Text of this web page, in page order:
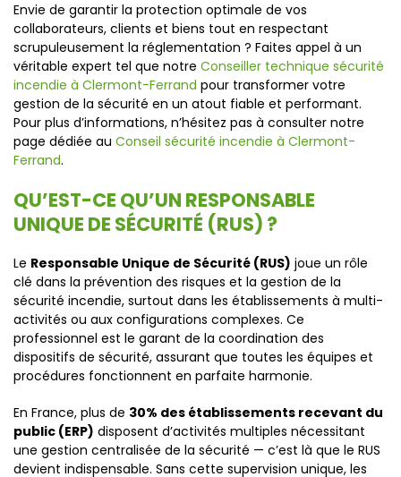
Envie de garantir la protection optimale de vos
collaborateurs, clients et biens tout en respectant
scrupuleusement la réglementation ? Faites appel à un
véritable expert tel que notre Conseiller technique sécurité
incendie à Clermont-Ferrand pour transformer votre
gestion de la sécurité en un atout fiable et performant.
Pour plus d’informations, n’hésitez pas à consulter notre
page dédiée au Conseil sécurité incendie à Clermont-
Ferrand.
QU’EST-CE QU’UN RESPONSABLE
UNIQUE DE SÉCURITÉ (RUS) ?
Le Responsable Unique de Sécurité (RUS) joue un rôle
clé dans la prévention des risques et la gestion de la
sécurité incendie, surtout dans les établissements à multi-
activités ou aux configurations complexes. Ce
professionnel est le garant de la coordination des
dispositifs de sécurité, assurant que toutes les équipes et
procédures fonctionnent en parfaite harmonie.
En France, plus de 30% des établissements recevant du
public (ERP) disposent d’activités multiples nécessitant
une gestion centralisée de la sécurité — c’est là que le RUS
devient indispensable. Sans cette supervision unique, les